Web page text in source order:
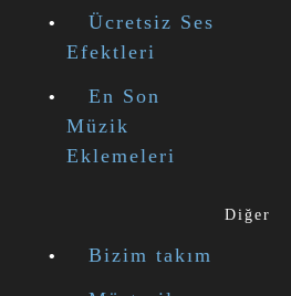
Ücretsiz Ses
Efektleri
En Son
Müzik
Eklemeleri
Diğer
Bizim takım